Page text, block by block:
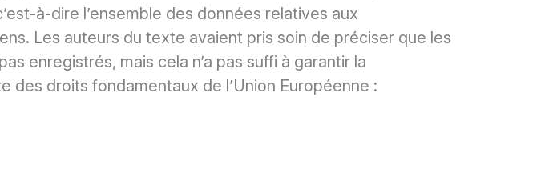
à-dire l’ensemble des données relatives aux
Les auteurs du texte avaient pris soin de préciser que les
enregistrés, mais cela n’a pas suffi à garantir la
droits fondamentaux de l’Union Européenne :